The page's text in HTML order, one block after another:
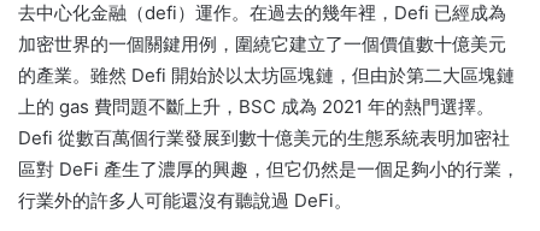
去中心化金融（defi）運作。 在過去的幾年裡，Defi 已經成為
加密世界的一個關鍵用例，圍繞它建立了一個價值數十億美元
的產業。 雖然 Defi 開始於以太坊區塊鏈，但由於第二大區塊鏈
上的 gas 費問題不斷上升，BSC 成為 2021 年的熱門選擇。
Defi 從數百萬個行業發展到數十億美元的生態系統表明加密社
區對 DeFi 產生了濃厚的興趣，但它仍然是一個足夠小的行業，
行業外的許多人可能還沒有聽說過 DeFi。